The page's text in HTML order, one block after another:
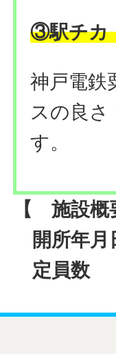
③駅チカ
神戸電鉄
スの良さ
す。
【 施設概
開所年月
定員数